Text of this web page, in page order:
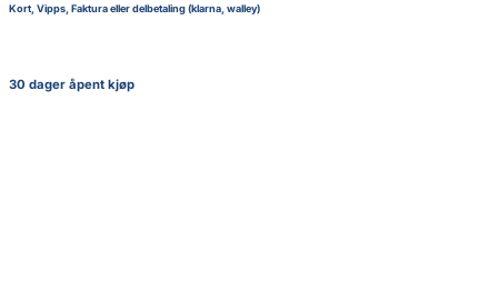
Kort, Vipps, Faktura eller delbetaling (klarna, walley)
30 dager åpent kjøp